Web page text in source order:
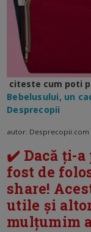
citeste cum poti
Bebelusului, un
Desprecopii
autor:
✔️ Dacă ți-
fost de
share!
utile și
mulțumim